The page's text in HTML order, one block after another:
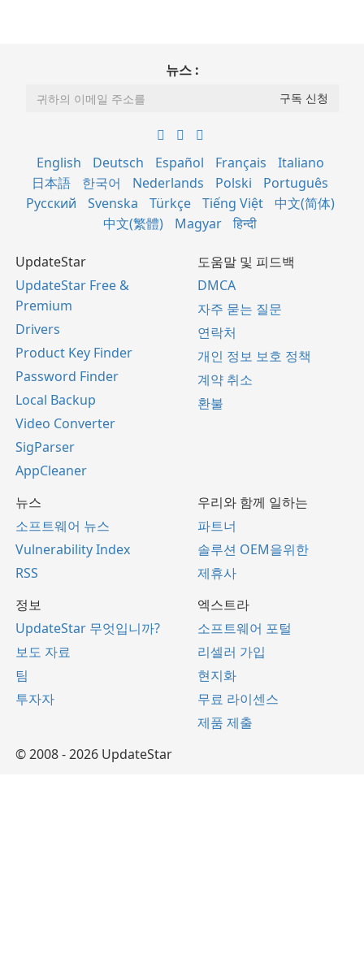
뉴스 :
English Deutsch Español Français
Italiano
日本語
한국어 Nederlands Polski
Português
Русский
Svenska Türkçe Tiếng Việt
中文(简体)
中文(繁體)
Magyar हिन्दी
UpdateStar
UpdateStar Free &
Premium
Drivers
Product Key Finder
Password Finder
Local Backup
Video Converter
SigParser
AppCleaner
도움말 및 피드백
DMCA
자주 묻는 질문
연락처
개인 정보 보호 정책
계약 취소
환불
뉴스
소프트웨어 뉴스
Vulnerability Index
RSS
우리와 함께 일하는
파트너
솔루션 OEM을위한
제휴사
정보
UpdateStar 무엇입니까?
보도 자료
팀
투자자
엑스트라
소프트웨어 포털
리셀러 가입
현지화
무료 라이센스
제품 제출
© 2008 - 2026 UpdateStar